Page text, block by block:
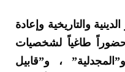
والتاريخية وإعادة
حضوراً طاغياً لشخصيات
، و”قابيل